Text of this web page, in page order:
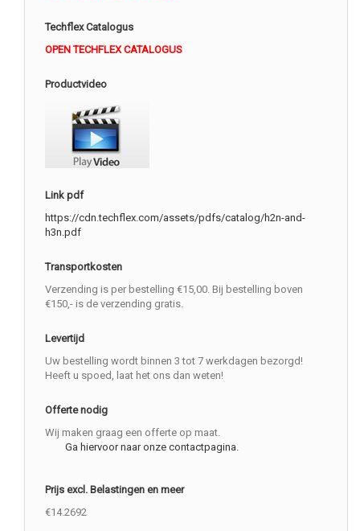
Techflex Catalogus
OPEN TECHFLEX CATALOGUS
Productvideo
Link pdf
https://cdn.techflex.com/assets/pdfs/catalog/h2n-and-
h3n.pdf
Transportkosten
Verzending is per bestelling €15,00. Bij bestelling boven
€150,- is de verzending gratis.
Levertijd
Uw bestelling wordt binnen 3 tot 7 werkdagen bezorgd!
Heeft u spoed, laat het ons dan weten!
Offerte nodig
Wij maken graag een offerte op maat.
Ga hiervoor naar onze contactpagina.
Prijs excl. Belastingen en meer
€14.2692